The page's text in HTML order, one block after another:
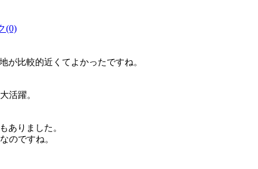
(0)
が比較的近くてよかったですね。
活躍。
ありました。
のですね。